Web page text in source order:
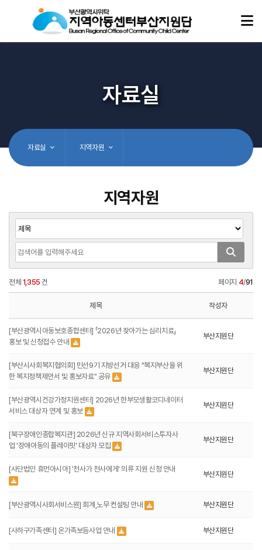
자료실
자료실 지역자원
지역자원
전체 1,355 건 페이지 4/91
제목 작성자
[부산광역시아동보호종합센터] 「2026년 찾아가는 심리치료」
홍보 및 신청접수 안내
부산지원단
[부산시사회복지협의회] 민선9기 지방선거 대응 "복지부산을 위
한 복지정책제안서 및 홍보자료" 공유
부산지원단
[부산광역시건강가정지원센터] 2026년 한부모생활코디네이터
서비스 대상자 연계 및 홍보
부산지원단
[북구장애인종합복지관] 2026년 신규 지역사회서비스투자사
업 '장애아동의 플레이핏' 대상자 모집
부산지원단
[사단법인 휴먼아시아] '천사가 천사에게' 의류 지원 신청 안내
부산지원단
[부산광역시사회서비스원] 회계,노무 컨설팅 안내 부산지원단
[사하구가족센터] 온가족보듬사업 안내 부산지원단